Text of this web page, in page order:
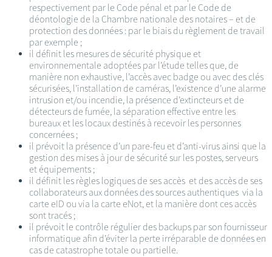
respectivement par le Code pénal et par le Code de
déontologie de la Chambre nationale des notaires – et de
protection des données : par le biais du règlement de travail
par exemple ;
il définit les mesures de sécurité physique et
environnementale adoptées par l’étude telles que, de
manière non exhaustive, l’accès avec badge ou avec des clés
sécurisées, l’installation de caméras, l’existence d’une alarme
intrusion et/ou incendie, la présence d’extincteurs et de
détecteurs de fumée, la séparation effective entre les
bureaux et les locaux destinés à recevoir les personnes
concernées ;
il prévoit la présence d’un pare-feu et d’anti-virus ainsi que la
gestion des mises à jour de sécurité sur les postes, serveurs
et équipements ;
il définit les règles logiques de ses accès et des accès de ses
collaborateurs aux données des sources authentiques via la
carte eID ou via la carte eNot, et la manière dont ces accès
sont tracés ;
il prévoit le contrôle régulier des backups par son fournisseur
informatique afin d’éviter la perte irréparable de données en
cas de catastrophe totale ou partielle.